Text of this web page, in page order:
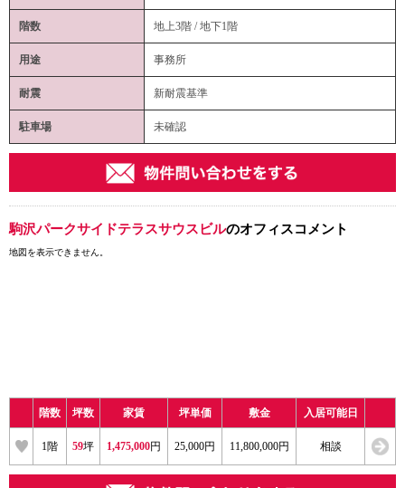
階数 地上3階 / 地下1階
用途 事務所
耐震 新耐震基準
駐車場 未確認
駒沢パークサイドテラスサウスビルのオフィスコメント
地図を表示できません。
階数 坪数 家賃 坪単価 敷金 入居可能日
1階 59坪 1,475,000円 25,000円 11,800,000円 相談